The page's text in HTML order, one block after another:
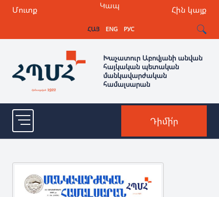
Մուտք Հին կայք
Կապ
ՀԱՅ ENG РУС
Խաչատուր Աբովյանի անվան
հայկական պետական
մանկավարժական
համալսարան
Դիմի՛ր